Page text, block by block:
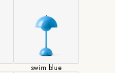
点はお問い合わせく
swim blue